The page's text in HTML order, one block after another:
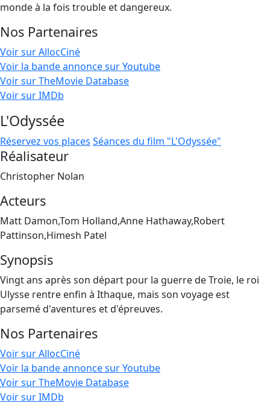
monde à la fois trouble et dangereux.
Nos Partenaires
Voir sur AllocCiné
Voir la bande annonce sur Youtube
Voir sur TheMovie Database
Voir sur IMDb
L'Odyssée
Réservez vos places Séances du film "L'Odyssée"
Réalisateur
Christopher Nolan
Acteurs
Matt Damon,Tom Holland,Anne Hathaway,Robert
Pattinson,Himesh Patel
Synopsis
Vingt ans après son départ pour la guerre de Troie, le roi
Ulysse rentre enfin à Ithaque, mais son voyage est
parsemé d'aventures et d'épreuves.
Nos Partenaires
Voir sur AllocCiné
Voir la bande annonce sur Youtube
Voir sur TheMovie Database
Voir sur IMDb